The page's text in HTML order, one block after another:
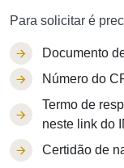
Para solicitar é
Documento
Número do
Termo de
neste link do
Certidão de